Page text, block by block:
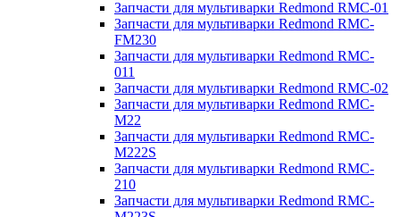
Запчасти для мультиварки Redmond RMC-01
Запчасти для мультиварки Redmond RMC-
FM230
Запчасти для мультиварки Redmond RMC-
011
Запчасти для мультиварки Redmond RMC-02
Запчасти для мультиварки Redmond RMC-
M22
Запчасти для мультиварки Redmond RMC-
M222S
Запчасти для мультиварки Redmond RMC-
210
Запчасти для мультиварки Redmond RMC-